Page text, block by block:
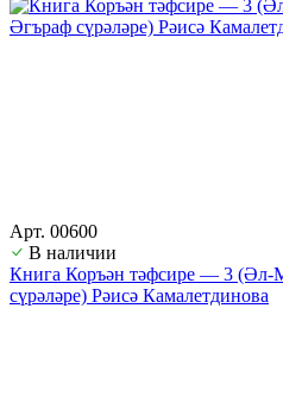
Арт. 00600
В наличии
Книга Коръән тәфсире — 3
сүрәләре) Рәисә Камалетдинова